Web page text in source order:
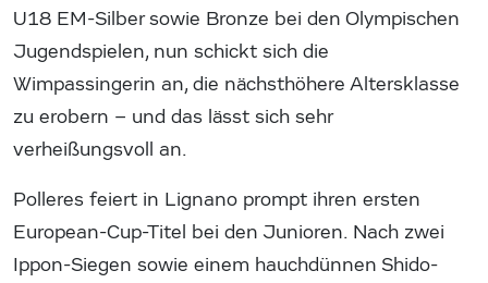
U18 EM-Silber sowie Bronze bei den Olympischen
Jugendspielen, nun schickt sich die
Wimpassingerin an, die nächsthöhere Altersklasse
zu erobern – und das lässt sich sehr
verheißungsvoll an.
Polleres feiert in Lignano prompt ihren ersten
European-Cup-Titel bei den Junioren. Nach zwei
Ippon-Siegen sowie einem hauchdünnen Shido-